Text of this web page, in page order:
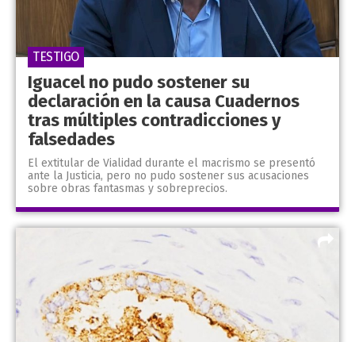
Iguacel no pudo sostener su
declaración en la causa Cuadernos
tras múltiples contradicciones y
falsedades
El extitular de Vialidad durante el macrismo se presentó
ante la Justicia, pero no pudo sostener sus acusaciones
sobre obras fantasmas y sobreprecios.
TESTIGO